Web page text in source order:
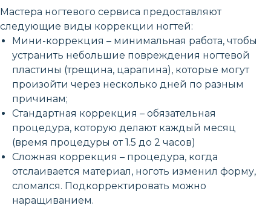
Мастера ногтевого сервиса предоставляют
следующие виды коррекции ногтей:
Мини-коррекция – минимальная работа, чтобы
устранить небольшие повреждения ногтевой
пластины (трещина, царапина), которые могут
произойти через несколько дней по разным
причинам;
Стандартная коррекция – обязательная
процедура, которую делают каждый месяц
(время процедуры от 1.5 до 2 часов)
Сложная коррекция – процедура, когда
отслаивается материал, ноготь изменил форму,
сломался. Подкорректировать можно
наращиванием.